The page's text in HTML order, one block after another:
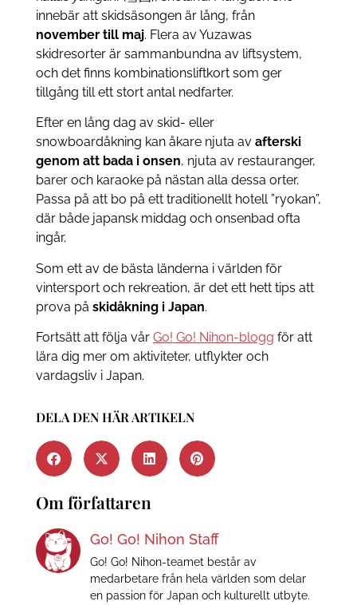
innebär att skidsäsongen är lång, från
november till maj. Flera av Yuzawas
skidresorter är sammanbundna av liftsystem,
och det finns kombinationsliftkort som ger
tillgång till ett stort antal nedfarter.
Efter en lång dag av skid- eller
snowboardåkning kan åkare njuta av afterski
genom att bada i onsen, njuta av restauranger,
barer och karaoke på nästan alla dessa orter.
Passa på att bo på ett traditionellt hotell ”ryokan”,
där både japansk middag och onsenbad ofta
ingår.
Som ett av de bästa länderna i världen för
vintersport och rekreation, är det ett hett tips att
prova på skidåkning i Japan.
Fortsätt att följa vår Go! Go! Nihon-blogg för att
lära dig mer om aktiviteter, utflykter och
vardagsliv i Japan.
DELA DEN HÄR ARTIKELN
Om författaren
Go! Go! Nihon Staff
Go! Go! Nihon-teamet består av
medarbetare från hela världen som delar
en passion för Japan och kulturellt utbyte.